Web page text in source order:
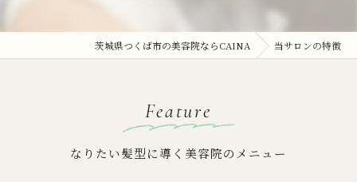
茨城県つくば市の美容院ならCAINA 当サロンの特徴
なりたい髪型に導く美容院のメニュー
Feature